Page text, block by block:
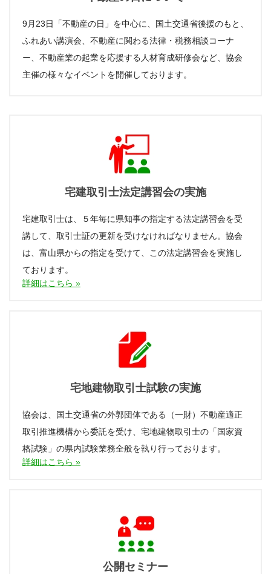
9月23日「不動産の日」を中心に、国土交通省後援のもと、
ふれあい講演会、不動産に関わる法律・税務相談コーナ
ー、不動産業の起業を応援する人材育成研修会など、協会
主催の様々なイベントを開催しております。
宅建取引士法定講習会の実施
宅建取引士は、５年毎に県知事の指定する法定講習会を受
講して、取引士証の更新を受けなければなりません。協会
は、富山県からの指定を受けて、この法定講習会を実施し
ております。
詳細はこちら »
宅地建物取引士試験の実施
協会は、国土交通省の外郭団体である（一財）不動産適正
取引推進機構から委託を受け、宅地建物取引士の「国家資
格試験」の県内試験業務全般を執り行っております。
詳細はこちら »
公開セミナー